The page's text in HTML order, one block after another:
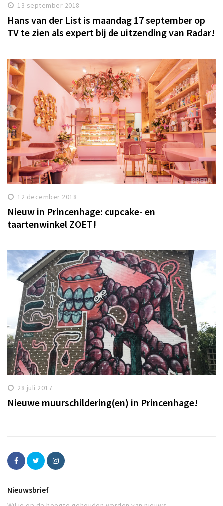
13 september 2018
Hans van der List is maandag 17 september op
TV te zien als expert bij de uitzending van Radar!
12 december 2018
Nieuw in Princenhage: cupcake- en
taartenwinkel ZOET!
28 juli 2017
Nieuwe muurschildering(en) in Princenhage!
Nieuwsbrief